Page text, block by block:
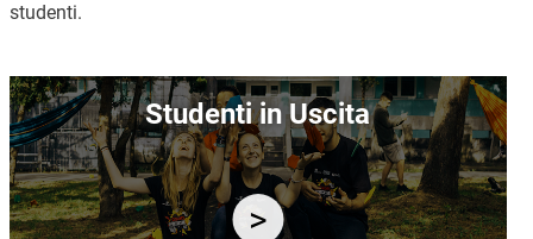
studenti.
Immagine
Studenti in Uscita